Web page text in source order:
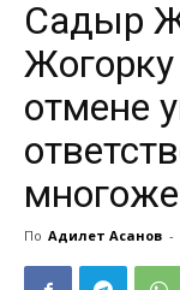
Садыр
отмене
По Адилет Асанов -